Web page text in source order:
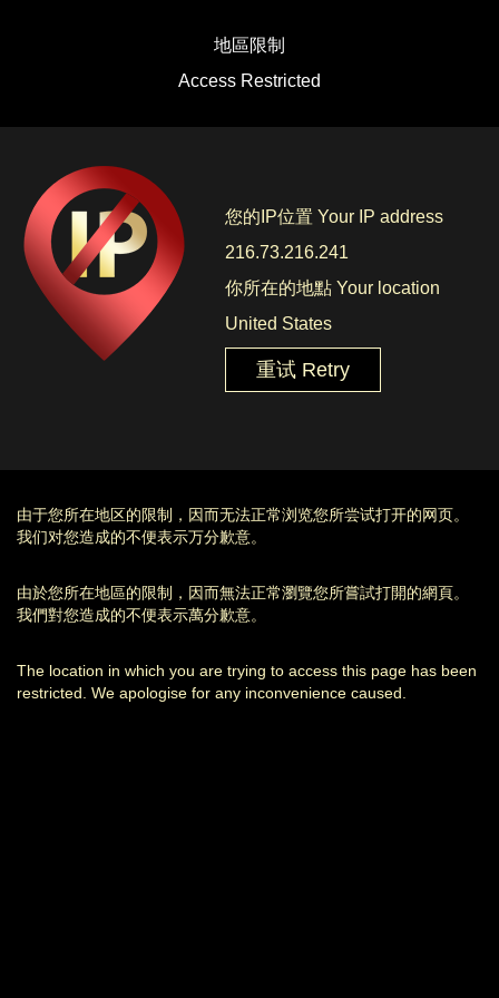
地區限制
Access Restricted
您的IP位置 Your IP address
216.73.216.241
你所在的地點 Your location
United States
重试 Retry
由于您所在地区的限制，因而无法正常浏览您所尝试打开的网页。
我们对您造成的不便表示万分歉意。
由於您所在地區的限制，因而無法正常瀏覽您所嘗試打開的網頁。
我們對您造成的不便表示萬分歉意。
The location in which you are trying to access this page has been
restricted. We apologise for any inconvenience caused.